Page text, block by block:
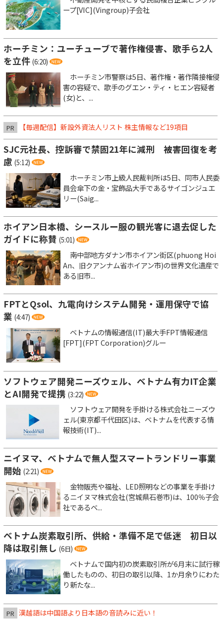
ープ[VIC](Vingroup)子会社
ホーチミン：ユーチューブで著作権侵害、歌手ら2人
を立件 (6:20)
ホーチミン市警察は5日、著作権・著作隣接権侵
害の容疑で、歌手のグエン・ティ・ヒエン容疑者
(女)と、...
PR 【毎週配信】新設外資法人リスト 株主情報など19項目
SJC元社長、控訴審で禁固21年に減刑 被害回復を考
慮 (5:12)
ホーチミン市上級人民裁判所は5日、同市人民委
員会傘下の金・宝飾品大手であるサイゴンジュエ
リー(Saig...
ホイアン日本橋、シースルー服の観光客に退去促した
ガイドに称賛 (5:01)
南中部地方ダナン市ホイアン街区(phuong Hoi
An、旧クアンナム省ホイアン市)の世界文化遺産で
ある旧市...
FPTとQsol、九電向けシステム開発・運用保守で協
業 (4:47)
ベトナムの情報通信(IT)最大手FPT情報通信
[FPT](FPT Corporation)グルー
ソフトウェア開発ニーズウェル、ベトナム有力IT企業
とAI開発で提携 (3:22)
ソフトウェア開発を手掛ける株式会社ニーズウ
ェル(東京都千代田区)は、ベトナムを代表する情
報技術(IT)...
ニイヌマ、ベトナムで無人型スマートランドリー事業
開始 (2:21)
金物販売や福祉、LED照明などの事業を手掛け
るニイヌマ株式会社(宮城県石巻市)は、100％子会
社であるベ...
ベトナム炭素取引所、供給・準備不足で低迷 初日以
降は取引無し (6日)
ベトナムで国内初の炭素取引所が6月末に試行稼
働したものの、初日の取引以降、1か月余りにわた
り新たな...
PR 漢越語は中国語より日本語の音読みに近い！